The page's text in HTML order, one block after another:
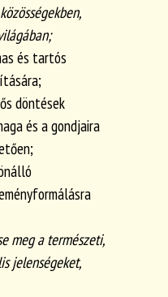
és tartós
döntések
és a gondjaira
meg a természeti,
jelenségeket,